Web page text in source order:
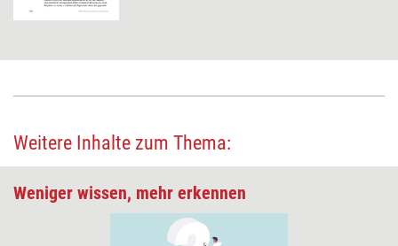
Weitere Inhalte zum Thema:
Weniger wissen, mehr erkennen